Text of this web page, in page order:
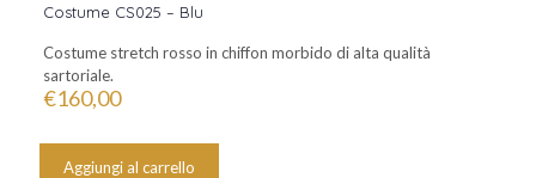
Costume CS025 – Blu
Costume stretch rosso in chiffon morbido di alta qualità
sartoriale.
€160,00
Aggiungi al carrello